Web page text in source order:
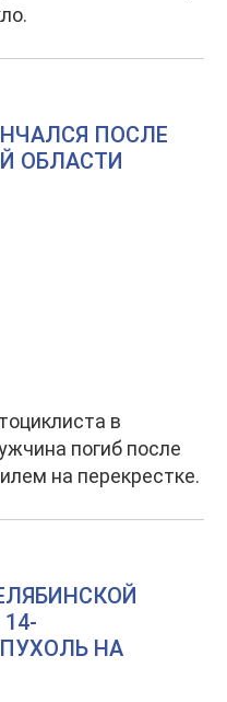
ПОСЛЕ
ОБЛАСТИ
в
погиб после
на перекрестке.
НА